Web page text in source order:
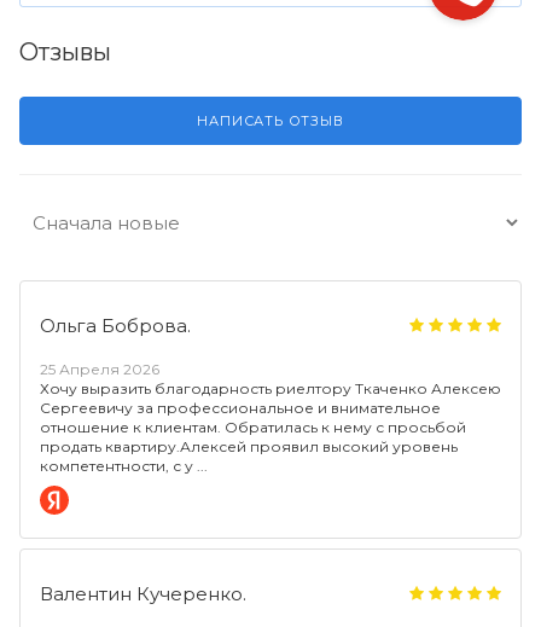
Отзывы
НАПИСАТЬ ОТЗЫВ
Ольга Боброва.
25 Апреля 2026
Хочу выразить благодарность риелтору Ткаченко Алексею
Сергеевичу за профессиональное и внимательное
отношение к клиентам. Обратилась к нему с просьбой
продать квартиру.Алексей проявил высокий уровень
компетентности, с у
Валентин Кучеренко.